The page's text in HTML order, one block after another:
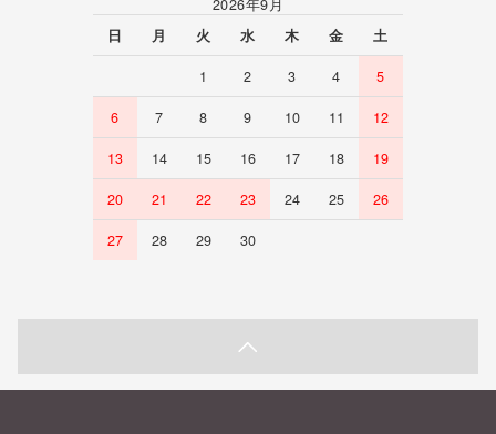
2026年9月
日
月 火 水 木 金 土
1 2 3 4 5
6 7 8 9 10 11 12
13 14 15 16 17 18 19
20 21 22 23 24 25 26
27 28 29 30